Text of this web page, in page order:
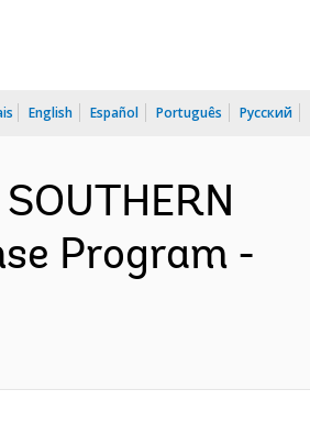
English Español Português Русский
Program -